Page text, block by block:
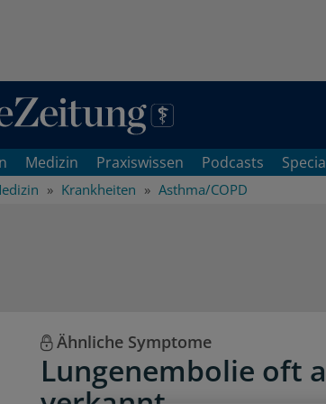
Medizin Praxiswissen Podcasts
Krankheiten Asthma/COPD
Ähnliche Symptome
Lungenembolie oft